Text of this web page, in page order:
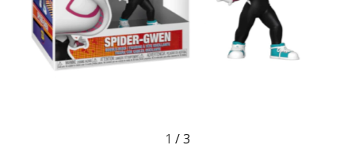
1 /3